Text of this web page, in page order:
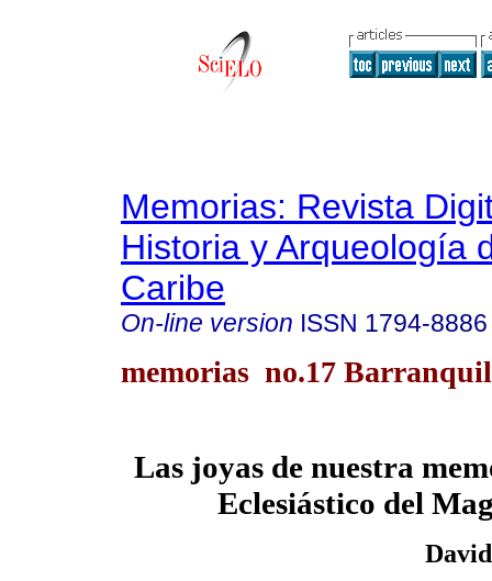
Memorias: Revista
Historia y Arqueología
Caribe
On-line version ISSN 1794-8886
memorias no.17
Las joyas de nuestra
Eclesiástico del